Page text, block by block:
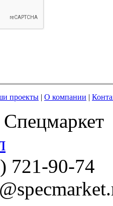
проекты | О компании |
721-90-74